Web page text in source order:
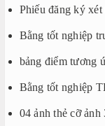
Phiếu đăng ký
Bằng tốt nghiệp
bảng điểm tương
Bằng tốt nghiệp
04 ảnh thẻ cỡ ảnh